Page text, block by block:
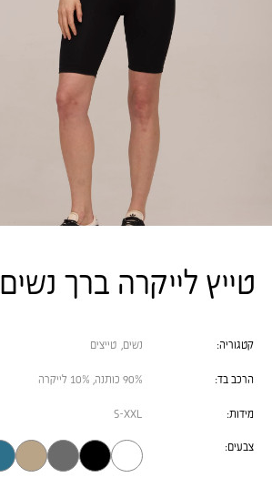
טייץ לייקרה ברך נשים
קטגוריה:
הרכב בד:
מידות:
נשים, טייצים
90% כותנה, 10% לייקרה
S-XXL
צבעים: